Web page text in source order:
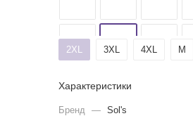
2XL 3XL 4XL M
Характеристики
Бренд —
Sol's